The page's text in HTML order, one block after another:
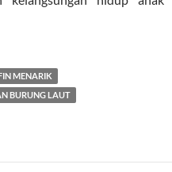
MENARIK
BURUNG LAUT